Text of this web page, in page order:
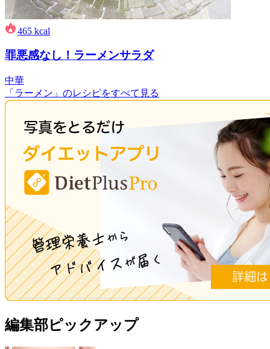
465 kcal
罪悪感なし！ラーメンサラダ
中華
「ラーメン」のレシピをすべて見る
編集部ピックアップ